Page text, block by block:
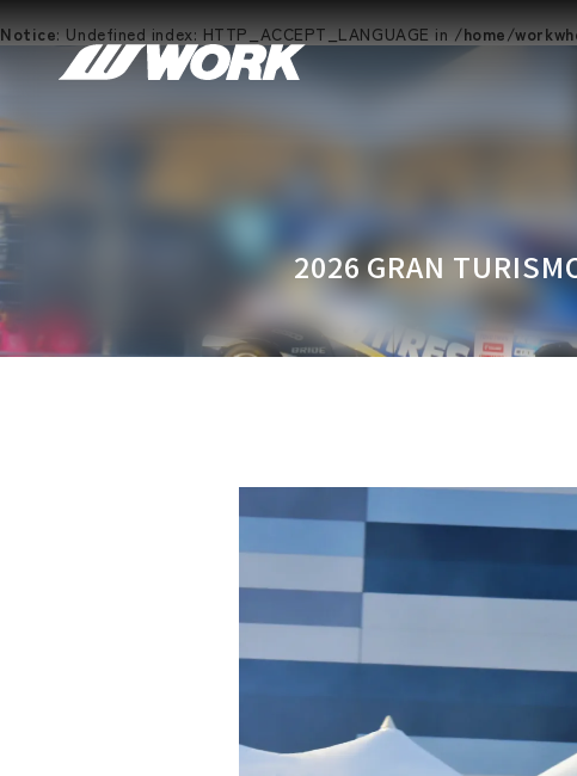
Notice: Undefined index: HTTP_ACCEPT_LANGUAGE in /home/
2026 GRAN